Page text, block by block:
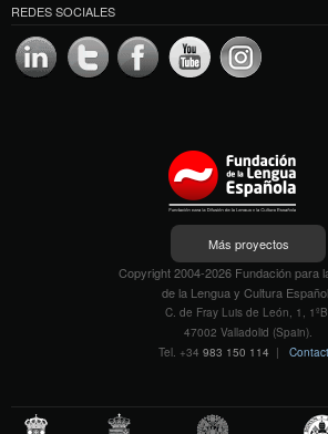
REDES SOCIALES
Más proyectos
Copyright 2004-2026 Fundación para
de la Lengua y Cultura
C. de Fray Luis de León, 1, 1ºB,
47002 Valladolid (Spain).
Tel. +34 983 150 114 |